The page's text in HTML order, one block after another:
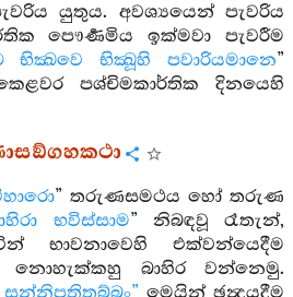
යුතුය. අවශ්‍යයෙන් පැවරිය
පෞර්‍ණමිය ඉක්මවා පැවරීම
භික්‍ඛූහි පවාරියමානෙ”
පශ්චිමකාර්තික දිනයෙහි
” තරුණසමථය හෝ තරුණ
භවිස්සාම” නිබඳවූ රෑතැන්,
භාවනාවෙහි එක්වන්යෙදීම
නොහැක්කහු බාහිර වන්නෙමු.